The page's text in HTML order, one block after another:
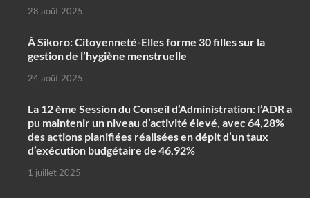
28 août 2025
À Sikoro: Citoyenneté-Elles forme 30 filles sur la
gestion de l’hygiène menstruelle
24 août 2025
La 12 ème Session du Conseil d’Administration: l’ADR a
pu maintenir un niveau d’activité élevé, avec 64,28%
des actions planifiées réalisées en dépit d’un taux
d’exécution budgétaire de 46,92%
1 juillet 2025